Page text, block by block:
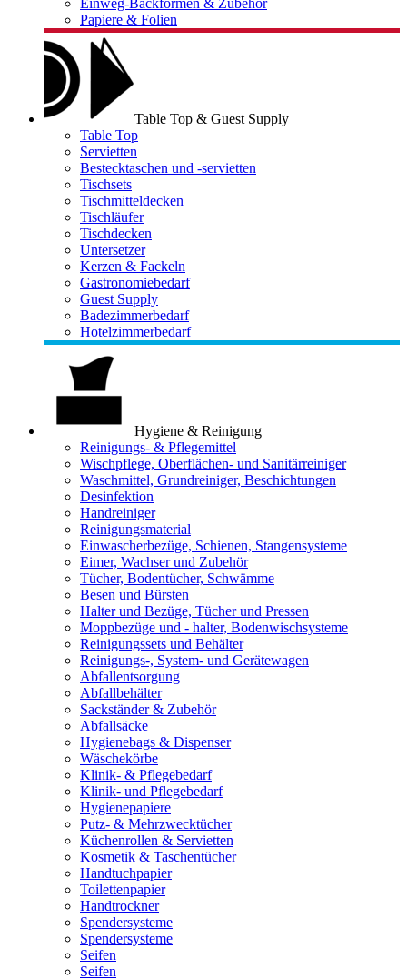
Einweg-Backformen & Zubehör
Papiere & Folien
Table Top & Guest Supply
Table Top
Servietten
Bestecktaschen und -servietten
Tischsets
Tischmitteldecken
Tischläufer
Tischdecken
Untersetzer
Kerzen & Fackeln
Gastronomiebedarf
Guest Supply
Badezimmerbedarf
Hotelzimmerbedarf
Hygiene & Reinigung
Reinigungs- & Pflegemittel
Wischpflege, Oberflächen- und Sanitärreiniger
Waschmittel, Grundreiniger, Beschichtungen
Desinfektion
Handreiniger
Reinigungsmaterial
Einwascherbezüge, Schienen, Stangensysteme
Eimer, Wachser und Zubehör
Tücher, Bodentücher, Schwämme
Besen und Bürsten
Halter und Bezüge, Tücher und Pressen
Moppbezüge und - halter, Bodenwischsysteme
Reinigungssets und Behälter
Reinigungs-, System- und Gerätewagen
Abfallentsorgung
Abfallbehälter
Sackständer & Zubehör
Abfallsäcke
Hygienebags & Dispenser
Wäschekörbe
Klinik- & Pflegebedarf
Klinik- und Pflegebedarf
Hygienepapiere
Putz- & Mehrzwecktücher
Küchenrollen & Servietten
Kosmetik & Taschentücher
Handtuchpapier
Toilettenpapier
Handtrockner
Spendersysteme
Spendersysteme
Seifen
Seifen